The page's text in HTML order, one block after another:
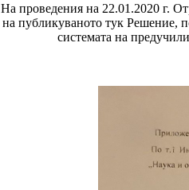
На проведения на 22.01.2020 г.
на публикуваното тук Решение,
системата на